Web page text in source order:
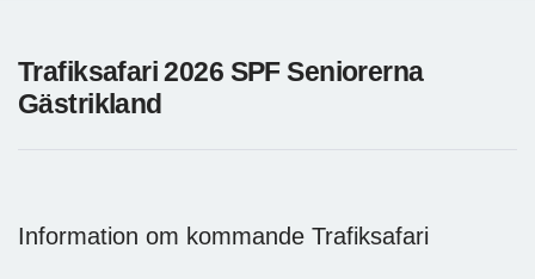
Trafiksafari 2026 SPF Seniorerna
Gästrikland
Information om kommande Trafiksafari